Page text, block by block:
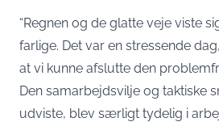
“Regnen og de glatte veje viste
farlige. Det var en stressende
at vi kunne afslutte den
Den samarbejdsvilje og taktiske
udviste, blev særligt tydelig i